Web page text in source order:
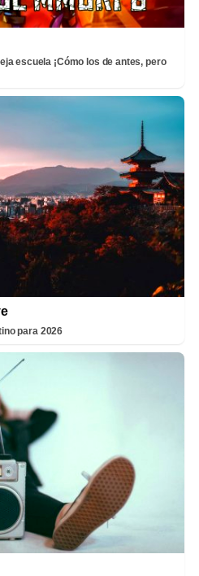
escuela ¡Cómo los de antes, pero
para 2026